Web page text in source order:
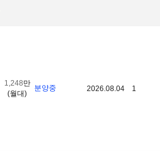
1,248만
(월대)
분양중 2026.08.04 1